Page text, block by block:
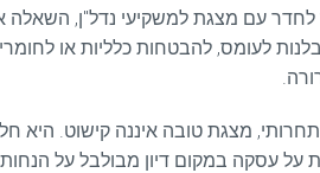
לחדר עם מצגת למשקיעי נדל"ן,
לעומס, להבטחות כלליות או
תחרותי, מצגת טובה איננה קישוט. היא
על עסקה במקום דיון מבולבל על